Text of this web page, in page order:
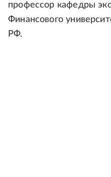
профессор кафедры
Финансового
РФ.